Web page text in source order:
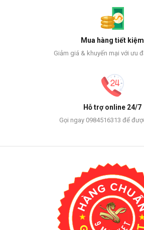
Mua hàng tiết kiệm
Giảm giá & khuyến mại với ưu
Hỗ trợ online 24/7
Gọi ngay 0984516313 để